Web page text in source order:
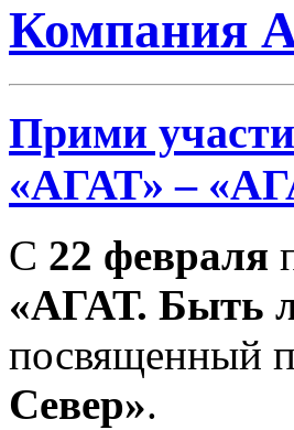
Компания
Прими
«АГАТ» –
С 22 февраля
«АГАТ. Быть
посвященный
Север».